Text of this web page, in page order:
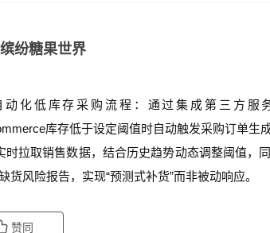
缤纷糖果世界
动化低库存采购流程：通过集成第三方服
库存低于设定阈值时自动触发采购订单生
时拉取销售数据，结合历史趋势动态调整阈值，
货风险报告，实现“预测式补货”而非被动响应。
赞同